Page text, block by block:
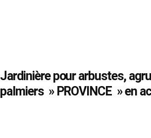
Jardinière pour arbustes,
palmiers » PROVINCE » en